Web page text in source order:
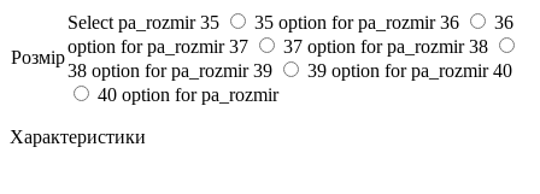
Розмiр
Select pa_rozmir 35 35 option for pa_rozmir 36
36
option for pa_rozmir 37 37 option for pa_rozmir 38
38 option for pa_rozmir 39 39 option for pa_rozmir 40
40 option for pa_rozmir
Характеристики